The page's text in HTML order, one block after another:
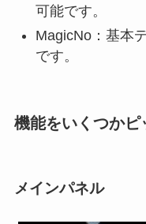
可能です。
MagicNo：基本
です。
機能をいくつかピ
メインパネル